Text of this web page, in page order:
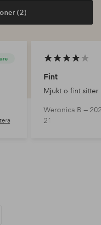
(2)
Fint
Mjukt o fint sitter
Weronica B —
21